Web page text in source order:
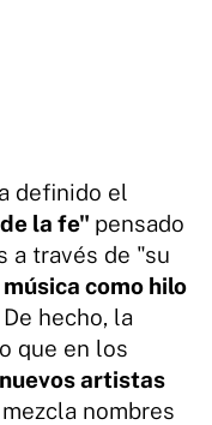
definido el
la fe" pensado
a través de "su
música como hilo
hecho, la
que en los
artistas
nombres